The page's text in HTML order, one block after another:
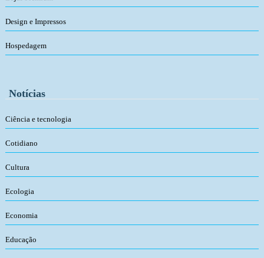
Design e Impressos
Hospedagem
Notícias
Ciência e tecnologia
Cotidiano
Cultura
Ecologia
Economia
Educação